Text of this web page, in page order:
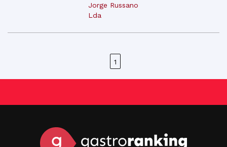
Jorge Russano
Lda
1